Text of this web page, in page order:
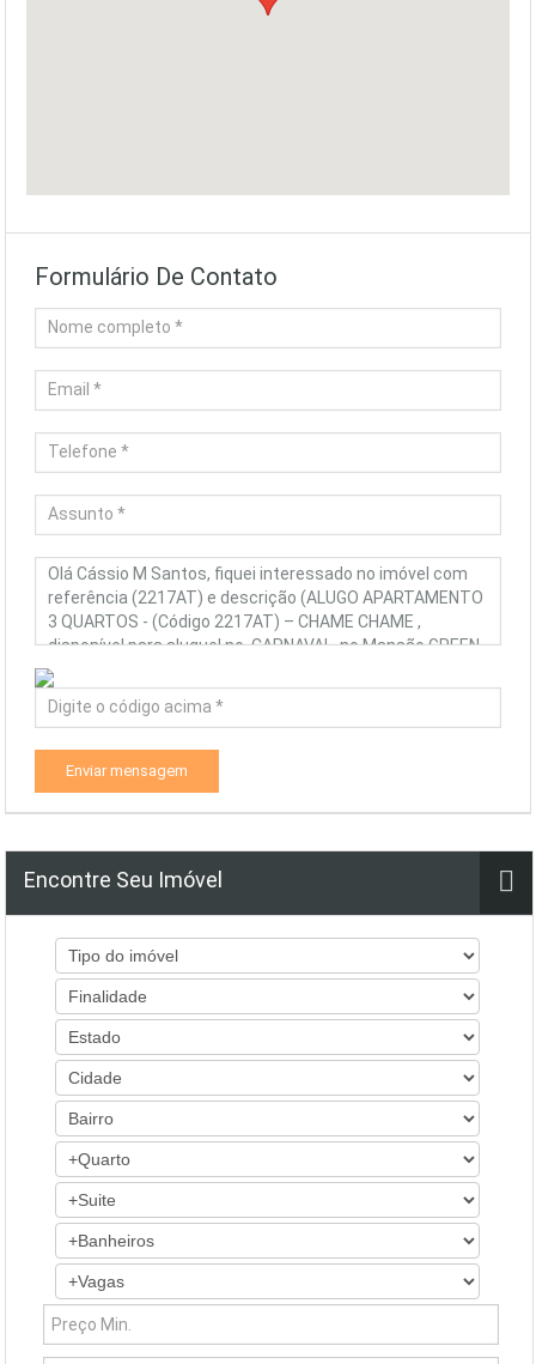
Formulário De Contato
Enviar mensagem
Encontre Seu Imóvel